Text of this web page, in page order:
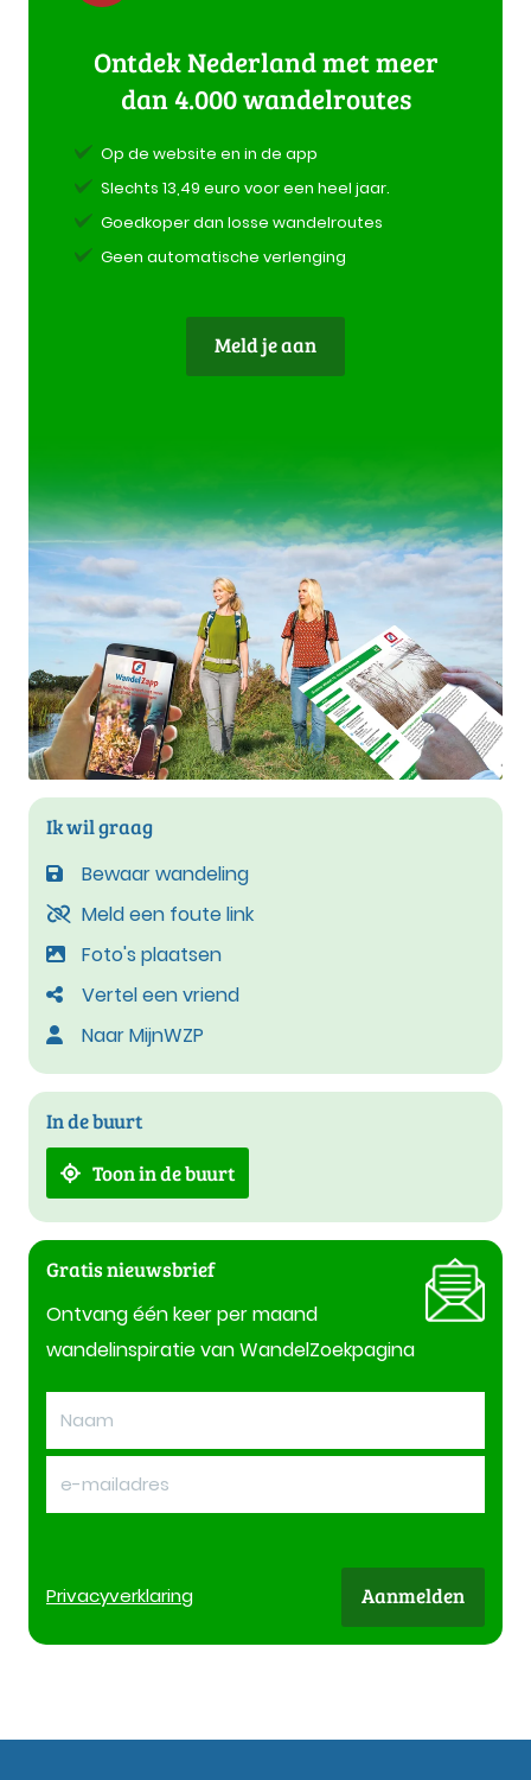
Ontdek Nederland met meer
dan 4.000 wandelroutes
Op de website en in de app
Slechts 13,49 euro voor een heel jaar.
Goedkoper dan losse wandelroutes
Geen automatische verlenging
Meld je aan
Ik wil graag
Bewaar wandeling
Meld een foute link
Foto's plaatsen
Vertel een vriend
Naar MijnWZP
In de buurt
Toon in de buurt
Gratis nieuwsbrief
Ontvang één keer per maand
wandelinspiratie van WandelZoekpagina
Privacyverklaring Aanmelden